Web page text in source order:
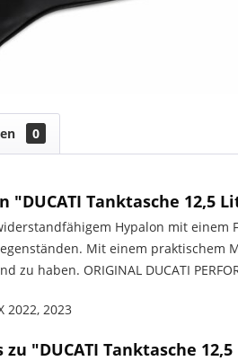
0
Tanktasche 12,5
Hypalon mit einem
Mit einem praktischem
zu haben. ORIGINAL DUCATI
2022, 2023
"DUCATI Tanktasche 12,5